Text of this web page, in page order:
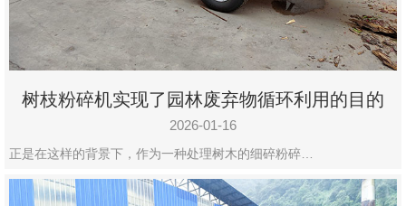
树枝粉碎机实现了园林废弃物循环利用的目的
2026-01-16
正是在这样的背景下，作为一种处理树木的细碎粉碎…